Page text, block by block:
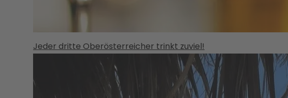
Jeder dritte Oberösterreicher trinkt zuviel!